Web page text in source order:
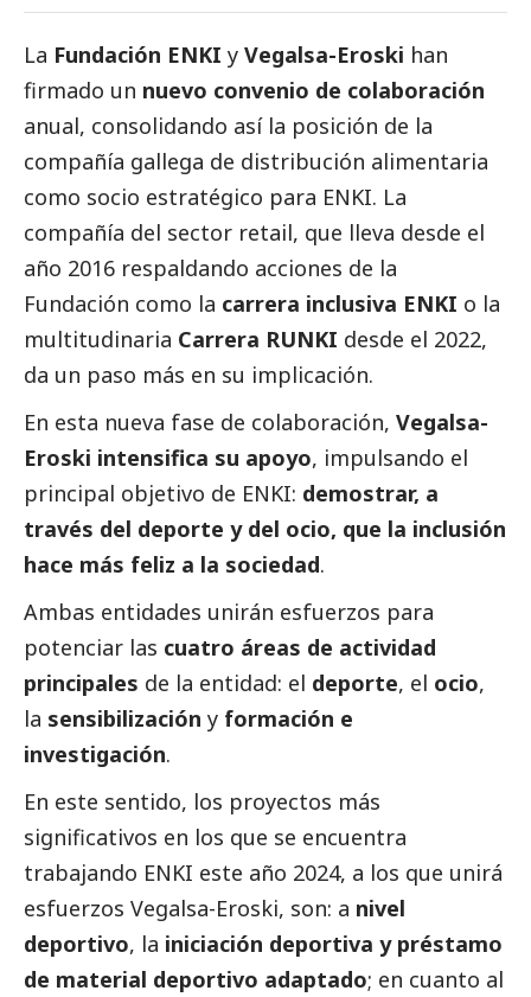
La Fundación ENKI y Vegalsa-Eroski han
firmado un nuevo convenio de colaboración
anual, consolidando así la posición de la
compañía gallega de distribución alimentaria
como socio estratégico para ENKI. La
compañía del sector retail, que lleva desde el
año 2016 respaldando acciones de la
Fundación como la carrera inclusiva ENKI o la
multitudinaria Carrera RUNKI desde el 2022,
da un paso más en su implicación.
En esta nueva fase de colaboración, Vegalsa-
Eroski intensifica su apoyo, impulsando el
principal objetivo de ENKI: demostrar, a
través del deporte y del ocio, que la inclusión
hace más feliz a la sociedad.
Ambas entidades unirán esfuerzos para
potenciar las cuatro áreas de actividad
principales de la entidad: el deporte, el ocio,
la sensibilización y formación e
investigación.
En este sentido, los proyectos más
significativos en los que se encuentra
trabajando ENKI este año 2024, a los que unirá
esfuerzos Vegalsa-Eroski, son: a nivel
deportivo, la iniciación deportiva y préstamo
de material deportivo adaptado; en cuanto al